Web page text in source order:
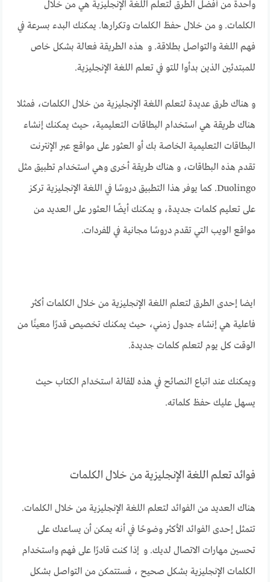
واحدة من أفضل الطرق لتعلم اللغة الإنجليزية هي من خلال
الكلمات. و من خلال حفظ الكلمات وتكرارها. يمكنك البدء بسرعة في
فهم اللغة والتواصل بطلاقة. و هذه الطريقة فعالة بشكل خاص
للمبتدئين الذين بدأوا للتو في تعلم اللغة الإنجليزية.
و هناك طرق عديدة لتعلم اللغة الإنجليزية من خلال الكلمات، فمثلا
هناك طريقة هي استخدام البطاقات التعليمية، حيث يمكنك إنشاء
البطاقات التعليمية الخاصة بك أو العثور على مواقع عبر الإنترنت
تقدم هذه البطاقات، و هناك طريقة أخرى وهي استخدام تطبيق مثل
Duolingo. كما يوفر هذا التطبيق دروسًا في اللغة الإنجليزية تركز
على تعليم كلمات جديدة، و يمكنك أيضًا العثور على العديد من
مواقع الويب التي تقدم دروسًا مجانية في المفردات.
ايضا إحدى الطرق لتعلم اللغة الإنجليزية من خلال الكلمات أكثر
فاعلية هي إنشاء جدول زمني، حيث يمكنك تخصيص قدرًا معينًا من
الوقت كل يوم لتعلم كلمات جديدة.
ويمكنك عند اتباع النصائح في هذه المقالة استخدام الكتاب حيث
يسهل عليك حفظ كلماته.
فوائد تعلم اللغة الإنجليزية من خلال الكلمات
هناك العديد من الفوائد لتعلم اللغة الإنجليزية من خلال الكلمات.
تتمثل إحدى الفوائد الأكثر وضوحًا في أنه يمكن أن يساعدك على
تحسين مهارات الاتصال لديك. و إذا كنت قادرًا على فهم واستخدام
الكلمات الإنجليزية بشكل صحيح ، فستتمكن من التواصل بشكل